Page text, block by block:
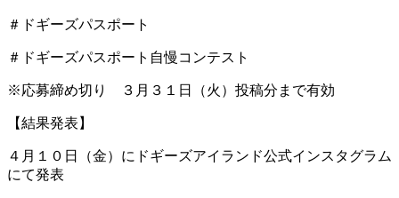
＃ドギーズパスポート
＃ドギーズパスポート自慢コンテスト
※応募締め切り ３月３１日（火）投稿分まで有効
【結果発表】
４月１０日（金）にドギーズアイランド公式インスタグラム
にて発表